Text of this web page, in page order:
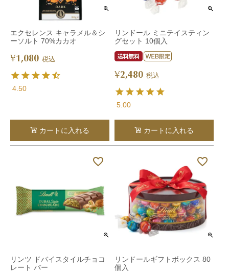
エクセレンス キャラメル＆シ
ーソルト 70%カカオ
¥1,080 税込
4.50
カートに入れる
リンドール ミニテイスティン
グセット 10個入
¥2,480 税込
5.00
カートに入れる
リンツ ドバイスタイルチョコ
レート バー
リンドールギフトボックス 80
個入